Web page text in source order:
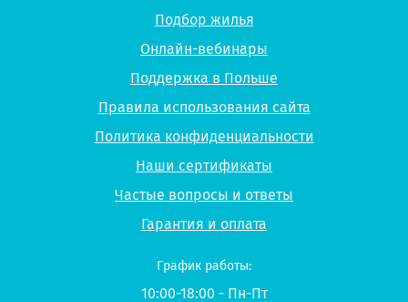
Подбор жилья
Онлайн-вебинары
Поддержка в Польше
Правила использования сайта
Политика конфиденциальности
Наши сертификаты
Частые вопросы и ответы
Гарантия и оплата
График работы:
10:00-18:00 - Пн-Пт